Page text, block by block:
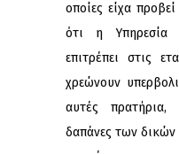
οποίες είχα
ότι η Υπηρεσία
επιτρέπει στις
χρεώνουν
αυτές πρατήρια,
δαπάνες των